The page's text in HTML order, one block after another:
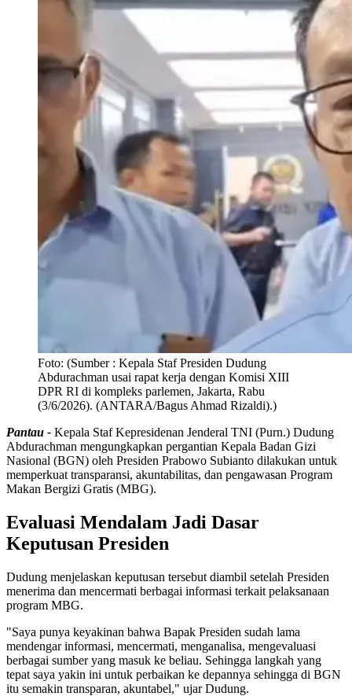
Foto: (Sumber : Kepala Staf Presiden Dudung
Abdurachman usai rapat kerja dengan Komisi XIII
DPR RI di kompleks parlemen, Jakarta, Rabu
(3/6/2026). (ANTARA/Bagus Ahmad Rizaldi).)
Pantau - Kepala Staf Kepresidenan Jenderal TNI (Purn.) Dudung
Abdurachman mengungkapkan pergantian Kepala Badan Gizi
Nasional (BGN) oleh Presiden Prabowo Subianto dilakukan untuk
memperkuat transparansi, akuntabilitas, dan pengawasan Program
Makan Bergizi Gratis (MBG).
Evaluasi Mendalam Jadi Dasar
Keputusan Presiden
Dudung menjelaskan keputusan tersebut diambil setelah Presiden
menerima dan mencermati berbagai informasi terkait pelaksanaan
program MBG.
"Saya punya keyakinan bahwa Bapak Presiden sudah lama
mendengar informasi, mencermati, menganalisa, mengevaluasi
berbagai sumber yang masuk ke beliau. Sehingga langkah yang
tepat saya yakin ini untuk perbaikan ke depannya sehingga di BGN
itu semakin transparan, akuntabel," ujar Dudung.